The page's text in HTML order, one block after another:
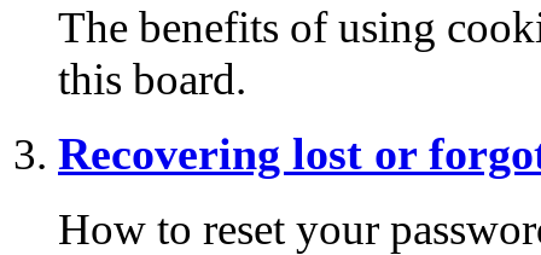
The benefits of using
this board.
Recovering lost or
How to reset your